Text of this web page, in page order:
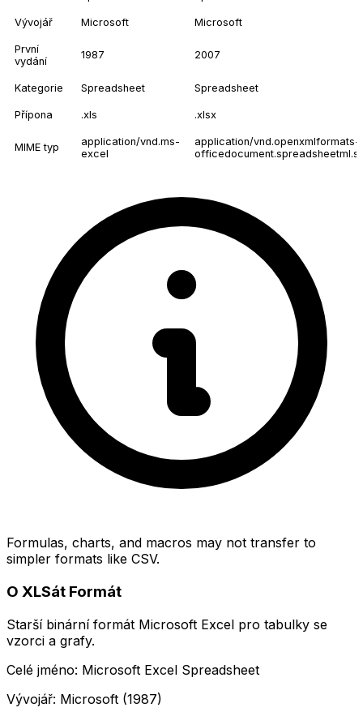
Vývojář Microsoft Microsoft
První
vydání
1987 2007
Kategorie Spreadsheet Spreadsheet
Přípona .xls .xlsx
MIME typ
application/vnd.ms-
excel
application/vnd.openxmlformats-
Formulas, charts, and macros may not transfer to
simpler formats like CSV.
O XLSát Formát
Starší binární formát Microsoft Excel pro tabulky se
vzorci a grafy.
Celé jméno: Microsoft Excel Spreadsheet
Vývojář: Microsoft (1987)